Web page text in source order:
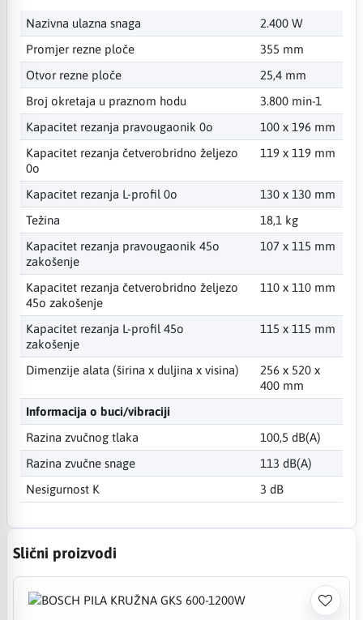
Nazivna ulazna snaga
2.400 W
Promjer rezne ploče
355 mm
Otvor rezne ploče
25,4 mm
Broj okretaja u praznom hodu
3.800 min-1
Kapacitet rezanja pravougaonik 0o
100 x 196 mm
Kapacitet rezanja četverobridno željezo
0o
119 x 119 mm
Kapacitet rezanja L-profil 0o
130 x 130 mm
Težina
18,1 kg
Kapacitet rezanja pravougaonik 45o
zakošenje
107 x 115 mm
Kapacitet rezanja četverobridno željezo
45o zakošenje
110 x 110 mm
Kapacitet rezanja L-profil 45o
zakošenje
115 x 115 mm
Dimenzije alata (širina x duljina x visina)
256 x 520 x
400 mm
Informacija o buci/vibraciji
Razina zvučnog tlaka
100,5 dB(A)
Razina zvučne snage
113 dB(A)
Nesigurnost K
3 dB
Slični proizvodi